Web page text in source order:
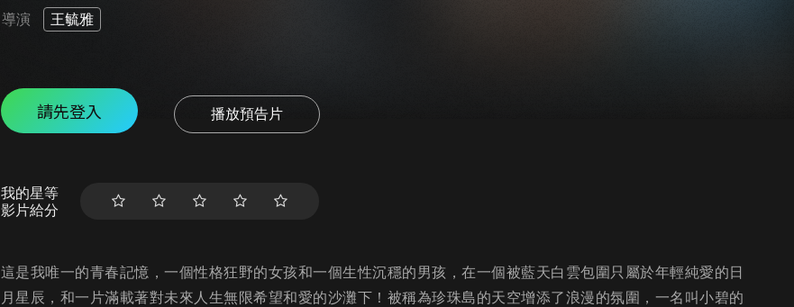
導演 王毓雅
請先登入 播放預告片
我的星等
影片給分
這是我唯一的青春記憶，一個性格狂野的女孩和一個生性沉穩的男孩，在一個被藍天白雲包圍只屬於年輕純愛的日
月星辰，和一片滿載著對未來人生無限希望和愛的沙灘下！被稱為珍珠島的天空增添了浪漫的氛圍，一名叫小碧的